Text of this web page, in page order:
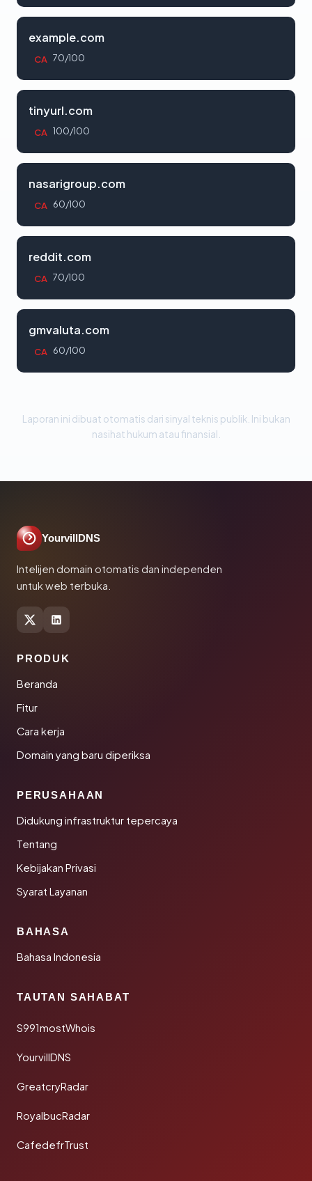
example.com
CA 70/100
tinyurl.com
CA 100/100
nasarigroup.com
CA 60/100
reddit.com
CA 70/100
gmvaluta.com
CA 60/100
Laporan ini dibuat otomatis dari sinyal teknis publik. Ini bukan
nasihat hukum atau finansial.
YourvillDNS
Intelijen domain otomatis dan independen
untuk web terbuka.
PRODUK
Beranda
Fitur
Cara kerja
Domain yang baru diperiksa
PERUSAHAAN
Didukung infrastruktur tepercaya
Tentang
Kebijakan Privasi
Syarat Layanan
BAHASA
Bahasa Indonesia
TAUTAN SAHABAT
S991mostWhois
YourvillDNS
GreatcryRadar
RoyalbucRadar
CafedefrTrust